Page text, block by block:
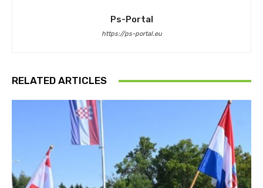
Ps-Portal
https://ps-portal.eu
RELATED ARTICLES